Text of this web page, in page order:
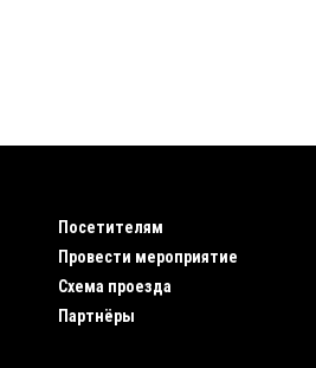
Посетителям
Провести мероприятие
Схема проезда
Партнёры